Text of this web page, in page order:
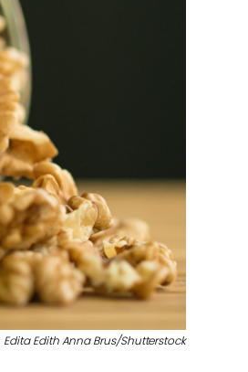
Edita Edith Anna Brus/Shutterstock